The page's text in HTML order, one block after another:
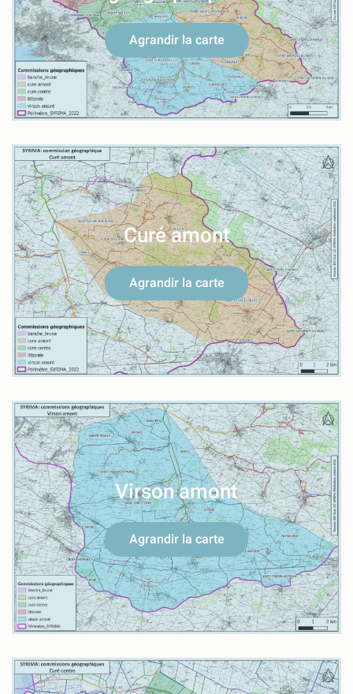
Agrandir la carte
Curé amont
Agrandir la carte
Virson amont
Agrandir la carte